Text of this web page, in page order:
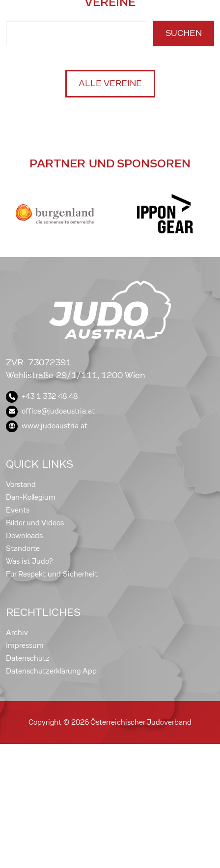
SUCHEN
ALLE VEREINE
PARTNER UND SPONSOREN
ZVR: 73072391
Wehlistraße 29/1/111, 1200 Wien
+43 1 332 48 48
office@judoaustria.at
www.judoaustria.at
QUICK LINKS
Vorstand
Dan-Kollegium
Events
Bilder und Videos
Downloads
Standorte
Was ist Judo?
Für Respekt und Sicherheit
RECHTLICHES
Archiv
Impressum
Datenschutz
Datenschutzerklärung App
Copyright © 2026 Österreichischer Judoverband